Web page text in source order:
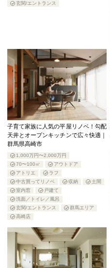
玄関/エントランス
子育て家族に人気の平屋リノベ！勾配
天井とオープンキッチンで広々快適｜
群馬県高崎市
1,000万円〜2,000万円
70〜100㎡
アウトドア
アトリエ
ラフ
中古買ってリノベ
収納
土間
室内窓
戸建て
洗面／トイレ／風呂
玄関/エントランス
群馬エリア
高崎店